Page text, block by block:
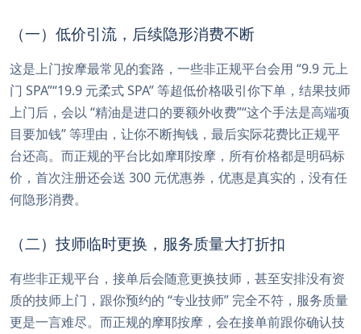
（一）低价引流，后续隐形消费不断
这是上门按摩最常见的套路，一些非正规平台会用 “9.9 元上
门 SPA”“19.9 元柔式 SPA” 等超低价格吸引你下单，结果技师
上门后，会以 “精油是进口的要额外收费”“这个手法是高端项
目要加钱” 等理由，让你不断掏钱，最后实际花费比正规平
台还高。而正规的平台比如摩耶按摩，所有价格都是明码标
价，首次注册还会送 300 元优惠券，优惠是真实的，没有任
何隐形消费。
（二）技师临时更换，服务质量大打折扣
有些非正规平台，接单后会随意更换技师，甚至安排没有资
质的技师上门，跟你预约的 “专业技师” 完全不符，服务质量
更是一言难尽。而正规的摩耶按摩，会在接单前跟你确认技